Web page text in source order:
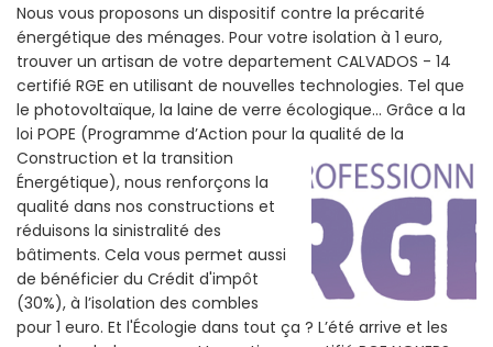
Nous vous proposons un dispositif contre la précarité
énergétique des ménages. Pour votre isolation à 1 euro,
trouver un artisan de votre departement CALVADOS - 14
certifié RGE en utilisant de nouvelles technologies. Tel que
le photovoltaïque, la laine de verre écologique... Grâce a la
loi POPE (Programme d’Action pour la qualité de la
Construction et la transition
Énergétique), nous renforçons la
qualité dans nos constructions et
réduisons la sinistralité des
bâtiments. Cela vous permet aussi
de bénéficier du Crédit d'impôt
(30%), à l’isolation des combles
pour 1 euro. Et l'Écologie dans tout ça ? L’été arrive et les